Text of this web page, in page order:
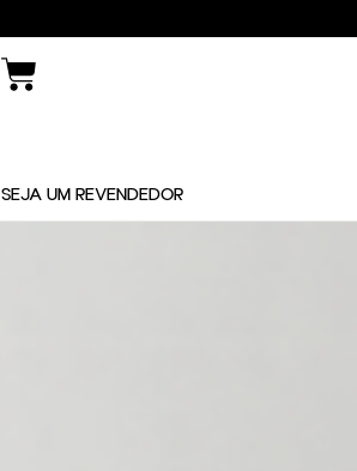
SEJA UM REVENDEDOR